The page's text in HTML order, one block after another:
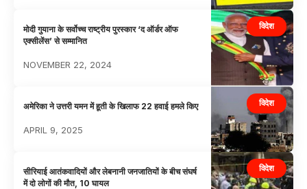
विदेश
मोदी गुयाना के सर्वोच्च राष्ट्रीय पुरस्कार ‘द ऑर्डर ऑफ
एक्सीलेंस’ से सम्मानित
NOVEMBER 22, 2024
विदेश
अमेरिका ने उत्तरी यमन में हूती के खिलाफ 22 हवाई हमले किए
APRIL 9, 2025
विदेश
सीरियाई आतंकवादियों और लेबनानी जनजातियों के बीच संघर्ष
में दो लोगों की मौत, 10 घायल